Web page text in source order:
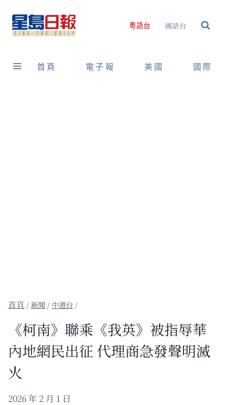
content
粵語台 國語台
首頁 電子報 美國 國際
/新聞 / 中港台 /
《柯南》聯乘《我英》被指辱華
內地網民出征 代理商急發聲明滅
火
2026 年 2 月 1 日